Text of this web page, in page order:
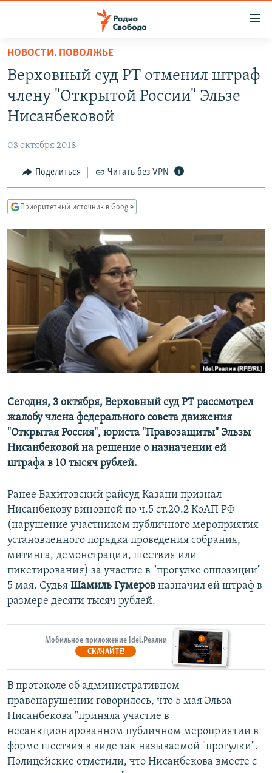
упрощенного
доступа
основному
Вернутся
Вернутся
поиску
ПОДКАСТЫ
АВТОРСКИЕ ПРОЕКТЫ
МНЕНИЯ
КУЛЬТУРА
КАВКАЗ.РЕАЛИИ
СЕВЕР.РЕАЛИИ
СИБИРЬ.РЕАЛИИ
РАСПИСАНИЕ ВЕЩАНИЯ
ПОДПИШИТЕСЬ НА РАССЫЛКУ
СОЦИАЛЬНЫЕ СЕТИ
Все сайты РСЕ/РС
НОВОСТИ. ПОВОЛЖЬЕ
Верховный суд РТ отменил штраф
члену "Открытой России" Эльзе
Нисанбековой
03 октября 2018
Поделиться Читать без VPN
Приоритетный источник в Google
Сегодня, 3 октября, Верховный суд РТ рассмотрел
жалобу члена федерального совета движения
"Открытая Россия", юриста "Правозащиты" Эльзы
Нисанбековой на решение о назначении ей
штрафа в 10 тысяч рублей.
Ранее Вахитовский райсуд Казани признал
Нисанбекову виновной по ч.5 ст.20.2 КоАП РФ
(нарушение участником публичного мероприятия
установленного порядка проведения собрания,
митинга, демонстрации, шествия или
пикетирования) за участие в "прогулке оппозиции"
5 мая. Судья Шамиль Гумеров назначил ей штраф в
размере десяти тысяч рублей.
Мобильное приложение Idel.Реалии
СКАЧАЙТЕ!
В протоколе об административном
правонарушении говорилось, что 5 мая Эльза
Нисанбекова "приняла участие в
несанкционированном публичном мероприятии в
форме шествия в виде так называемой "прогулки".
Полицейские отметили, что Нисанбекова вместе с